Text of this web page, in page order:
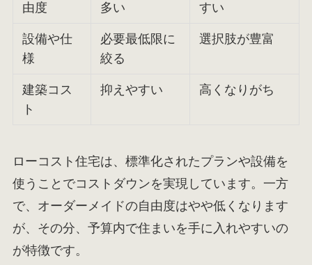
由度
多い
すい
設備や仕
様
必要最低限に
絞る
選択肢が豊富
建築コス
ト
抑えやすい 高くなりがち
ローコスト住宅は、標準化されたプランや設備を
使うことでコストダウンを実現しています。一方
で、オーダーメイドの自由度はやや低くなります
が、その分、予算内で住まいを手に入れやすいの
が特徴です。